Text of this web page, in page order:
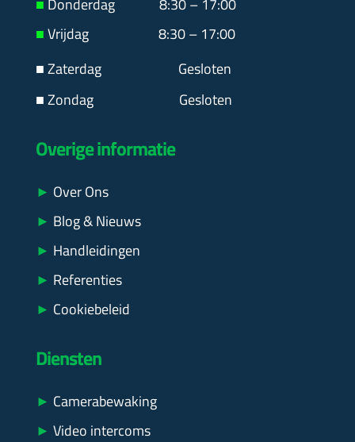
Diensten
► Camerabewaking
► Video intercoms
■ Donderdag 8:30 – 17:00
■Vrijdag 8:30 – 17:00
■ Zaterdag Gesloten
■ Zondag Gesloten
Overige informatie
► Over Ons
► Blog & Nieuws
► Handleidingen
► Referenties
► Cookiebeleid